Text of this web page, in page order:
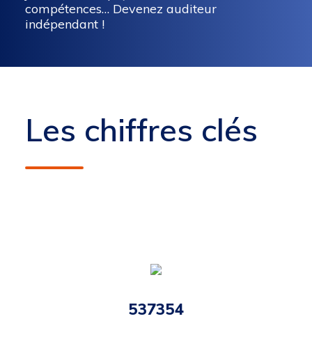
compétences… Devenez auditeur
indépendant !
Les chiffres clés
537354